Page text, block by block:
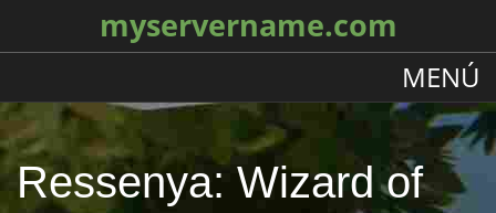
myservername.com
MENÚ
Ressenya: Wizard of